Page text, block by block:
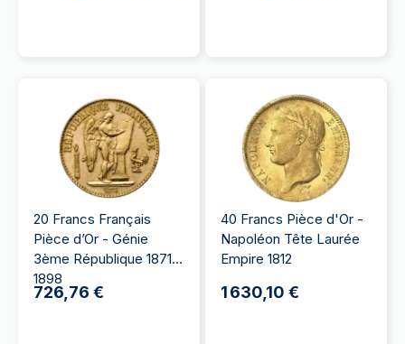
20 Francs Français
Pièce d’Or - Génie
3ème République 1871-
1898
726,76 €
40 Francs Pièce d'Or -
Napoléon Tête Laurée
Empire 1812
1 630,10 €